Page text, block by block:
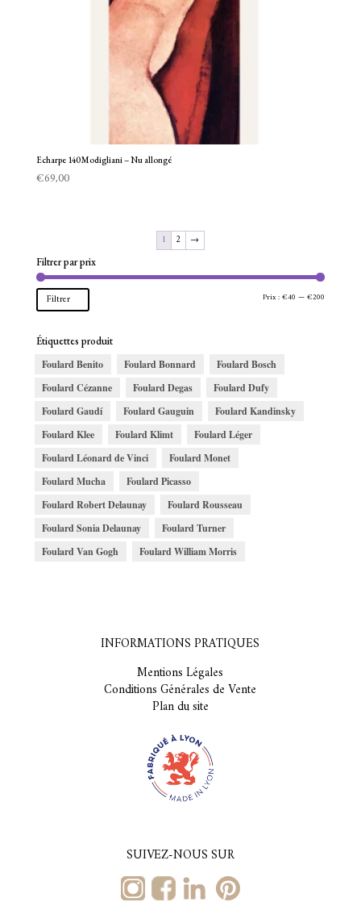
Echarpe 140 Modigliani – Nu allongé
€69,00
1 2 →
Filtrer par prix
Filtrer Prix :€40 —€200
Étiquettes produit
Foulard Benito
Foulard Bonnard
Foulard Bosch
Foulard Cézanne
Foulard Degas
Foulard Dufy
Foulard Gaudí
Foulard Gauguin
Foulard Kandinsky
Foulard Klee
Foulard Klimt
Foulard Léger
Foulard Léonard de Vinci
Foulard Monet
Foulard Mucha
Foulard Picasso
Foulard Robert Delaunay
Foulard Rousseau
Foulard Sonia Delaunay
Foulard Turner
Foulard Van Gogh
Foulard William Morris
INFORMATIONS PRATIQUES
Mentions Légales
Conditions Générales de Vente
Plan du site
SUIVEZ-NOUS SUR